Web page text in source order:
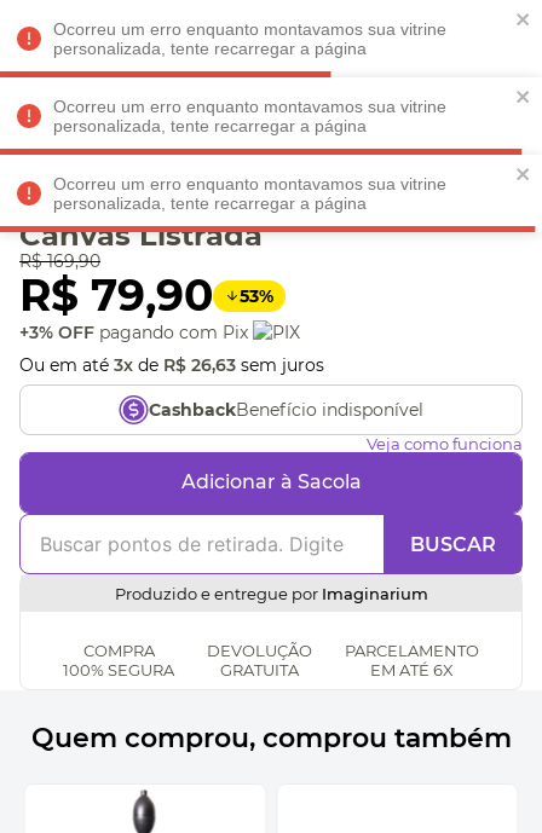
Ocorreu um erro enquanto montavamos sua vitrine
personalizada, tente recarregar a página
Ocorreu um erro enquanto montavamos sua vitrine
personalizada, tente recarregar a página
Ocorreu um erro enquanto montavamos sua vitrine
personalizada, tente recarregar a página
Faltam REGULAMENTO
Veja produtos perto de você! Informe seu CEP
Capa de Notebook 15
Canvas Listrada
R$ 169,90
R$ 79,90 53%
+3% OFF pagando com Pix
Ou em até 3x de R$ 26,63 sem juros
CashbackBenefício indisponível
Veja como funciona
Adicionar à Sacola
BUSCAR
Produzido e entregue por Imaginarium
COMPRA
100% SEGURA
DEVOLUÇÃO
GRATUITA
PARCELAMENTO
EM ATÉ 6X
Quem comprou, comprou também